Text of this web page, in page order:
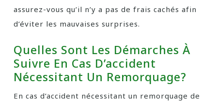
assurez-vous qu’il n’y a pas de frais cachés afin
d’éviter les mauvaises surprises.
Quelles Sont Les Démarches À
Suivre En Cas D’accident
Nécessitant Un Remorquage?
En cas d’accident nécessitant un remorquage de